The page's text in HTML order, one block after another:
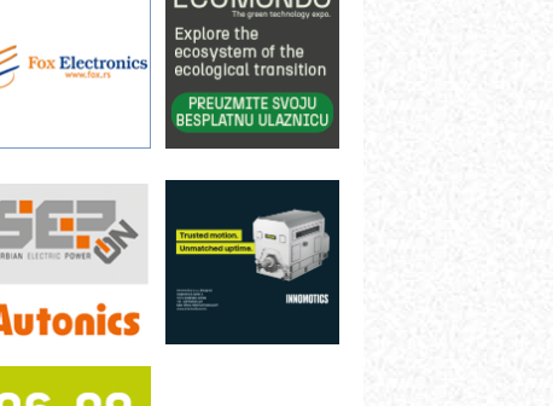
rešenja za filtraciju u hidrauličkim i
procesnim sistemima
Art Utopia Studio – vizuelne priče
industrije i biznisa
RILINEX kompanije Rittal
automatizaciju
Efikasno upravljanje energijom
Automatizacija pakovanja · Display
Proizvodnja iC7 Hybrid 1500 VDC
mrežnog pretvarača sa tečnim
Potpuna efikasnost bez složenih